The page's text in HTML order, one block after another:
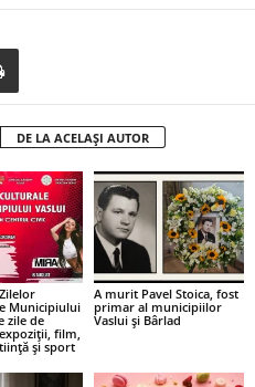
DE LA ACELAȘI AUTOR
Municipiului
zile de
film,
și sport
A murit Pavel Stoica, fost
primar al municipiilor
Vaslui și Bârlad